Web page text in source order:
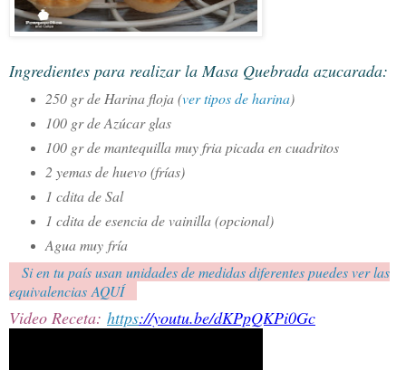
Ingredientes para realizar la Masa Quebrada azucarada:
250 gr de Harina floja (ver tipos de harina)
100 gr de Azúcar glas
100 gr de mantequilla muy fria picada en cuadritos
2 yemas de huevo (frías)
1 cdita de Sal
1 cdita de esencia de vainilla (opcional)
Agua muy fría
Si en tu país usan unidades de medidas diferentes puedes ver las
equivalencias AQUÍ
Video Receta: https://youtu.be/dKPpQKPi0Gc